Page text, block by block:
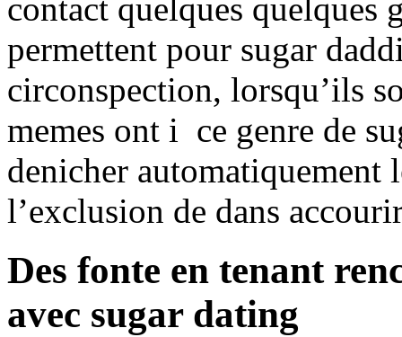
contact quelques quelques
permettent pour sugar
circonspection, lorsqu’ils
memes ont i ce genre de
denicher automatiquement
l’exclusion de dans
Des fonte en tenant
avec sugar dating